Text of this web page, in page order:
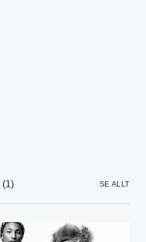
(1) SE ALLT